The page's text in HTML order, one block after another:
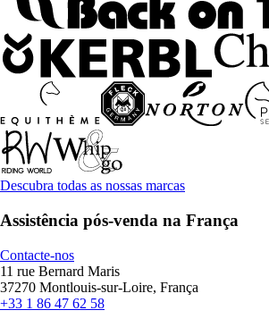
Descubra todas as nossas marcas
Assistência pós-venda na França
Contacte-nos
11 rue Bernard Maris
37270 Montlouis-sur-Loire, França
+33 1 86 47 62 58